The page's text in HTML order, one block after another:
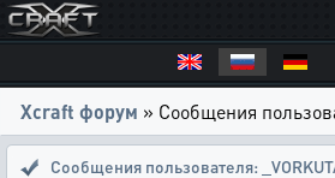
Xcraft форум » Сообщения
Сообщения пользователя: